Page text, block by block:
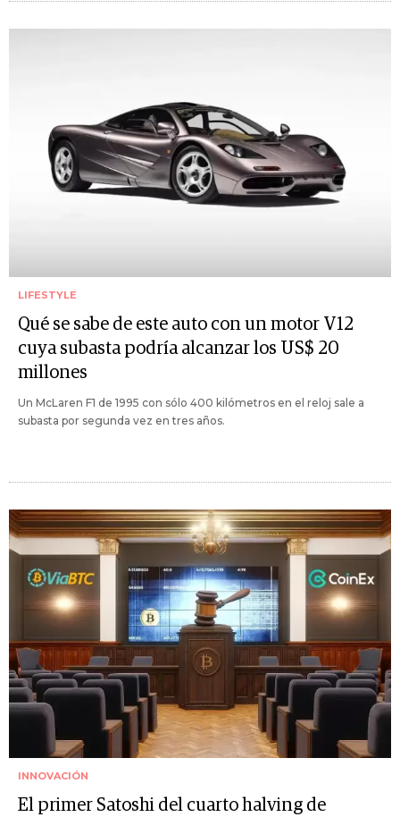
LIFESTYLE
Qué se sabe de este auto con un motor V12
cuya subasta podría alcanzar los US$ 20
millones
Un McLaren F1 de 1995 con sólo 400 kilómetros en el reloj sale a
subasta por segunda vez en tres años.
INNOVACIÓN
El primer Satoshi del cuarto halving de